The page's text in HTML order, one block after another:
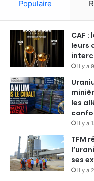
Populaire
CAF :
leurs
il y a
les
il y a
TFM
ses
il y a